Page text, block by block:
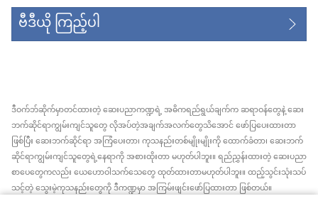
ဗီဒီယို ကြည့်ပါ
ဒီဝက်ဘ်ဆိုက်မှာတင်ထားတဲ့ ဆေးပညာကဏ္ဍရဲ့ အဓိကရည်ရွယ်ချက်က ဆရာဝန်တွေနဲ့ ဆေး
ဘက်ဆိုင်ရာကျွမ်းကျင်သူတွေ လိုအပ်တဲ့အချက်အလက်တွေသိအောင် ဖော်ပြပေးထားတာ
ဖြစ်ပြီး ဆေးဘက်ဆိုင်ရာ အကြံပေးတာ၊ ကုသနည်းတစ်မျိုးမျိုးကို ထောက်ခံတာ၊ ဆေးဘက်
ဆိုင်ရာကျွမ်းကျင်သူတွေရဲ့နေရာကို အစားထိုးတာ မဟုတ်ပါဘူး။ ရည်ညွှန်းထားတဲ့ ဆေးပညာ
စာပေတွေကလည်း ယေဟောဝါသက်သေတွေ ထုတ်ထားတာမဟုတ်ပါဘူး။ ထည့်သွင်းသုံးသပ်
သင့်တဲ့ သွေးမဲ့ကုသနည်းတွေကို ဒီကဏ္ဍမှာ အကြမ်းဖျင်းဖော်ပြထားတာ ဖြစ်တယ်။